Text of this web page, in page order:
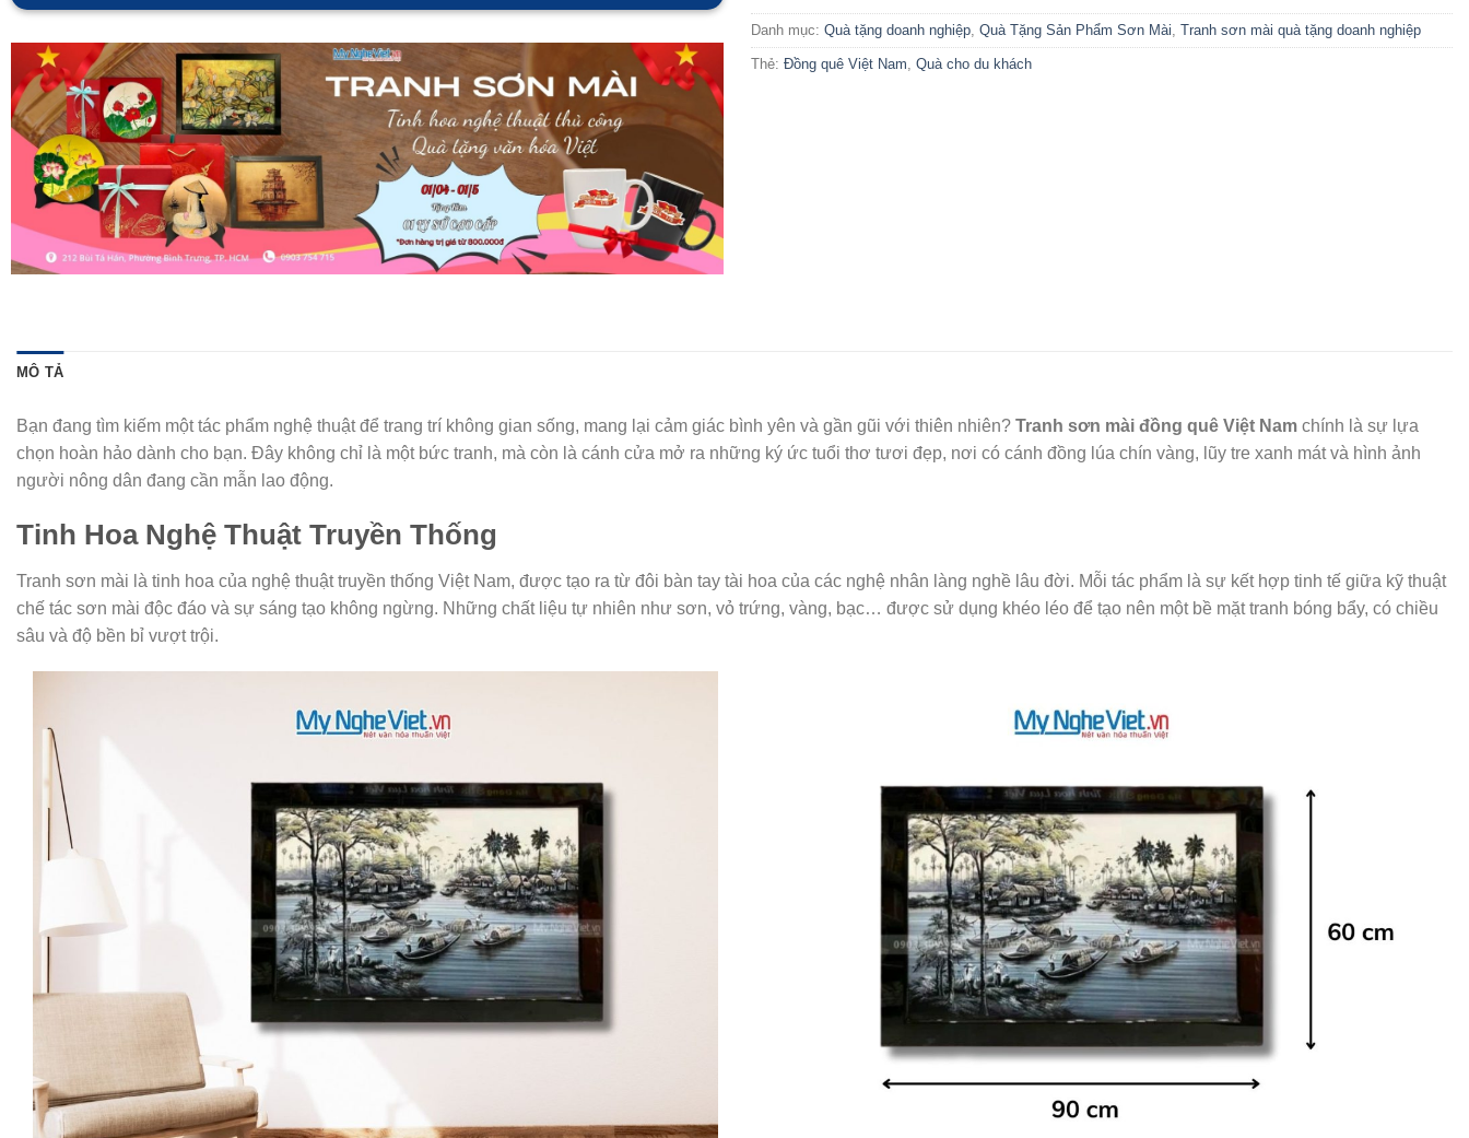
Danh mục: Quà tặng doanh nghiệp Quà Tặng Sản Phẩm Sơn Mài Tranh sơn mài quà tặng doanh nghiệp
Thẻ: Đồng quê Việt Nam Quà cho du khách
MÔ TẢ
Bạn đang tìm kiếm một tác phẩm nghệ thuật để trang trí không gian sống, mang lại cảm giác bình yên và gần gũi với thiên nhiên? Tranh sơn mài đồng quê Việt Nam chính là sự lựa
chọn hoàn hảo dành cho bạn. Đây không chỉ là một bức tranh, mà còn là cánh cửa mở ra những ký ức tuổi thơ tươi đẹp, nơi có cánh đồng lúa chín vàng, lũy tre xanh mát và hình ảnh
người nông dân đang cần mẫn lao động.
Tinh Hoa Nghệ Thuật Truyền Thống
Tranh sơn mài là tinh hoa của nghệ thuật truyền thống Việt Nam, được tạo ra từ đôi bàn tay tài hoa của các nghệ nhân làng nghề lâu đời. Mỗi tác phẩm là sự kết hợp tinh tế giữa kỹ thuật
chế tác sơn mài độc đáo và sự sáng tạo không ngừng. Những chất liệu tự nhiên như sơn, vỏ trứng, vàng, bạc… được sử dụng khéo léo để tạo nên một bề mặt tranh bóng bẩy, có chiều
sâu và độ bền bỉ vượt trội.